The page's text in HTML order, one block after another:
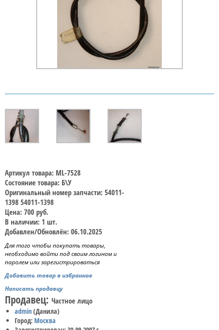
Артикул товара: ML-7528
Состояние товара: Б\У
Оригинальный номер запчасти: 54011-
1398 54011-1398
Цена: 700 руб.
В наличии: 1 шт.
Добавлен/Обновлён: 06.10.2025
Для того чтобы покупать товары,
необходимо войти под своим логином и
паролем или зарегистрироваться
Добавить товар в избранное
Написать продавцу
Продавец: Частное лицо
admin(Данила)
Город: Москва